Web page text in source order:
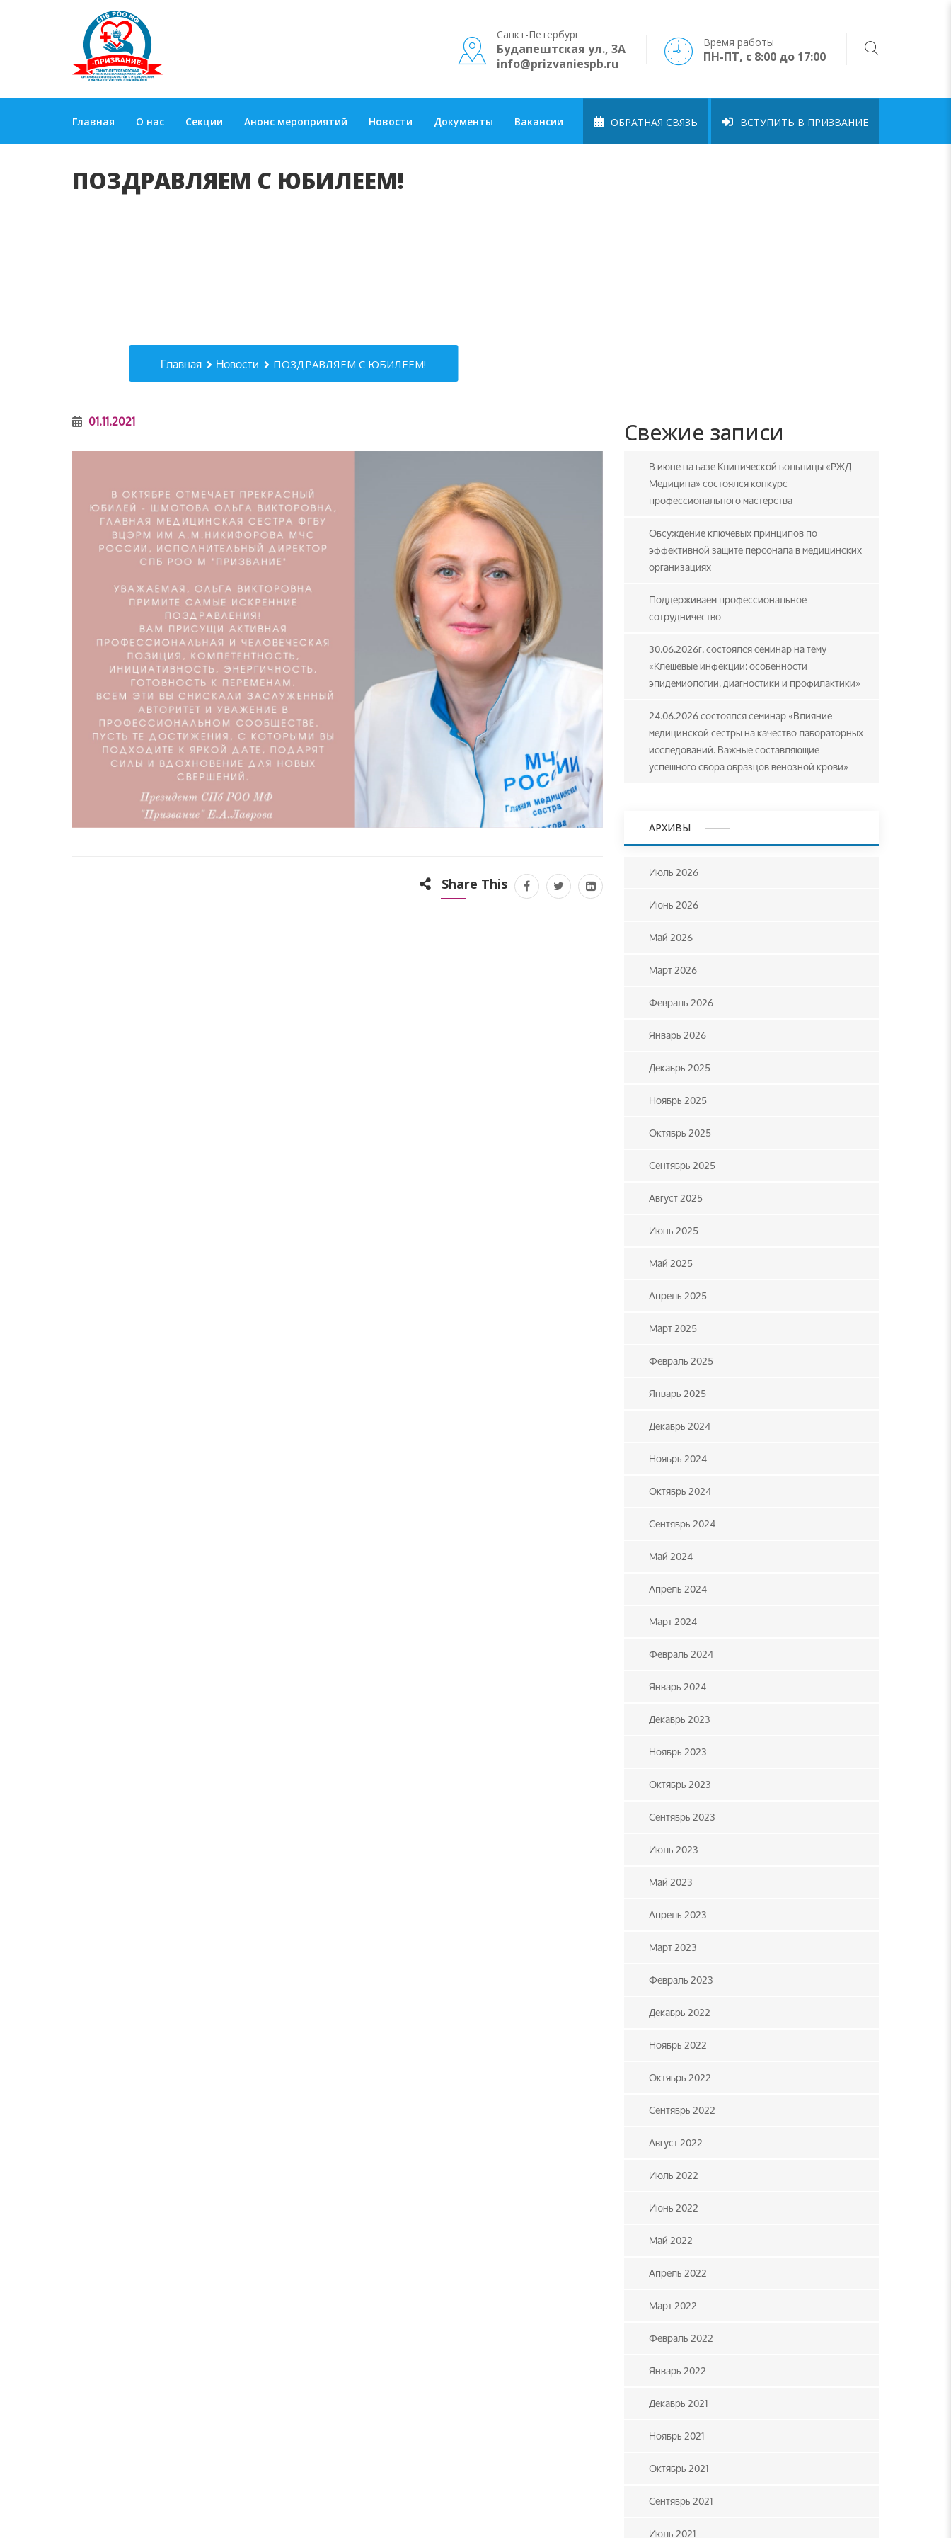
Санкт-Петербург
Будапештская ул., 3А
info@prizvaniespb.ru
Время работы
ПН-ПТ, с 8:00 до 17:00
Главная О нас Секции Анонс мероприятий Новости Документы Вакансии ОБРАТНАЯ СВЯЗЬ ВСТУПИТЬ В ПРИЗВАНИЕ
ПОЗДРАВЛЯЕМ С ЮБИЛЕЕМ!
Главная Новости ПОЗДРАВЛЯЕМ С ЮБИЛЕЕМ!
01.11.2021
Share This
Свежие записи
В июне на базе Клинической больницы «РЖД-
Медицина» состоялся конкурс
профессионального мастерства
Обсуждение ключевых принципов по
эффективной защите персонала в медицинских
организациях
Поддерживаем профессиональное
сотрудничество
30.06.2026г. состоялся семинар на тему
«Клещевые инфекции: особенности
эпидемиологии, диагностики и профилактики»
24.06.2026 состоялся семинар «Влияние
медицинской сестры на качество лабораторных
исследований. Важные составляющие
успешного сбора образцов венозной крови»
АРХИВЫ
Июль 2026
Июнь 2026
Май 2026
Март 2026
Февраль 2026
Январь 2026
Декабрь 2025
Ноябрь 2025
Октябрь 2025
Сентябрь 2025
Август 2025
Июнь 2025
Май 2025
Апрель 2025
Март 2025
Февраль 2025
Январь 2025
Декабрь 2024
Ноябрь 2024
Октябрь 2024
Сентябрь 2024
Май 2024
Апрель 2024
Март 2024
Февраль 2024
Январь 2024
Декабрь 2023
Ноябрь 2023
Октябрь 2023
Сентябрь 2023
Июль 2023
Май 2023
Апрель 2023
Март 2023
Февраль 2023
Декабрь 2022
Ноябрь 2022
Октябрь 2022
Сентябрь 2022
Август 2022
Июль 2022
Июнь 2022
Май 2022
Апрель 2022
Март 2022
Февраль 2022
Январь 2022
Декабрь 2021
Ноябрь 2021
Октябрь 2021
Сентябрь 2021
Июль 2021